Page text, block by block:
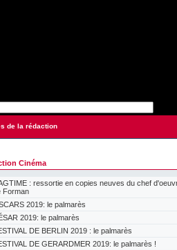
de la rédaction
Cinéma
: ressortie en copies neuves du chef
Forman
2019: le palmarès
2019: le palmarès
DE BERLIN 2019 : le palmarès
DE GERARDMER 2019: le palmarès !